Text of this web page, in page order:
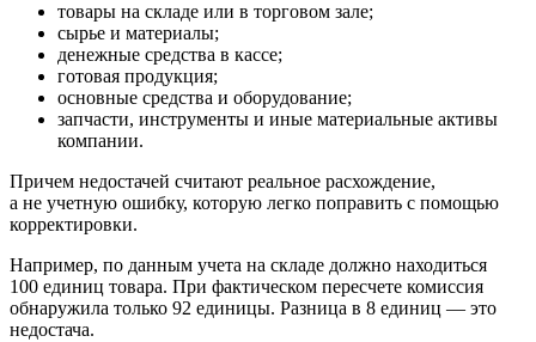
товары на складе или в торговом зале;
сырье и материалы;
денежные средства в кассе;
готовая продукция;
основные средства и оборудование;
запчасти, инструменты и иные материальные активы
компании.
Причем недостачей считают реальное расхождение,
а не учетную ошибку, которую легко поправить с помощью
корректировки.
Например, по данным учета на складе должно находиться
100 единиц товара. При фактическом пересчете комиссия
обнаружила только 92 единицы. Разница в 8 единиц — это
недостача.